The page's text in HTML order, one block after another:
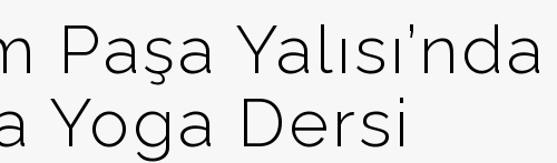
Yalısı’nda
Yoga Dersi